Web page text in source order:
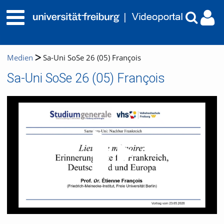
Medien Sa-Uni SoSe 26 (05) François
Sa-Uni SoSe 26 (05) François